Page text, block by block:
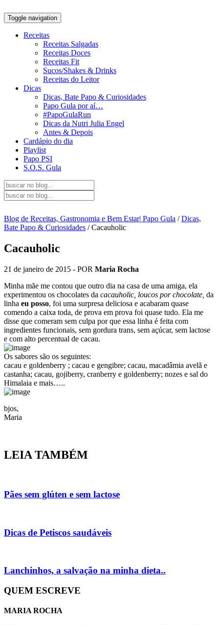
Toggle navigation
Receitas
Receitas Salgadas
Receitas Doces
Receitas Fit
Sucos/Shakes & Drinks
Receitas do Leitor
Dicas
Dicas, Bate Papo & Curiosidades
Papo Gula por aí…
#PapoGulaRun
Dicas da Nutri Julia Engel
Antes & Depois
Cardápio do dia
Playlist
Papo PSI
S.O.S. Gula
Blog de Receitas, Gastronomia e Bem Estar| Papo Gula /Dicas,
Bate Papo & Curiosidades /Cacauholic
Cacauholic
21 de janeiro de 2015 - POR Maria Rocha
Minha mãe me contou que outro dia na casa de uma amiga, ela
experimentou os chocolates da cacauholic, loucos por chocolate, da
linha eu posso, foi uma surpresa deliciosa e acabaram quase
comendo a caixa toda, de prova em prova foi quase tudo. Ela me
disse que comeram sem culpa por que essa linha é feita com
ingredientes funcionais, sem gordura trans, sem açúcar, sem lactose
e com alto percentual de cacau.
Os sabores são os seguintes:
cacau e goldenberry ; cacau e gengibre; cacau, macadâmia avelã e
castanha; cacau, gojiberry, cranberry e goldenberry; nozes e sal do
Himalaia e mais…..
bjos,
Maria
LEIA TAMBÉM
Pães sem glúten e sem lactose
Dicas de Petiscos saudáveis
Lanchinhos, a salvação na minha dieta..
QUEM ESCREVE
MARIA ROCHA